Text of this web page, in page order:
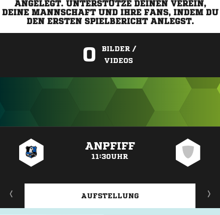
ANGELEGT. UNTERSTÜTZE DEINEN VEREIN,
DEINE MANNSCHAFT UND IHRE FANS, INDEM DU
DEN ERSTEN SPIELBERICHT ANLEGST.
0
BILDER /
VIDEOS
ANPFIFF
11:30UHR
AUFSTELLUNG